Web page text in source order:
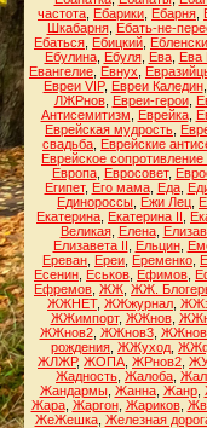
частота Ебарики Ебарня
Шкабарня, Ебать-не-
Ебаться Ебицкий
Ебулина, Ебуля, Ева, Ева
Евангелие Евнух
Евреи VIP, Евреи Каледин,
ЛЖРнов, Евреи-герои,
Антисемитизм
Еврейка,
Еврейская мудрость
свадьба Еврейские
Еврейское
Европа, Евросовет,
Египет, Его мама, Еда,
Единороссы Ежи Лец
Екатерина Екатерина II
Великая, Елена,
Елизавета II
Ельцин,
Ереван Ереи Еременко
Есенин Еськов Ефимов
Ефремов ЖЖ ЖЖ.
ЖЖНЕТ, ЖЖжурнал
ЖЖимпорт, ЖЖнов,
ЖЖнов2, ЖЖнов3,
рождения ЖЖуход
ЖЛЖР, ЖОПА ЖРнов2 ЖУ
Жадность Жалоба
Жандармы, Жанна, Жанр,
Жара, Жаргон, Жариков,
ЖеЖешка, Железная